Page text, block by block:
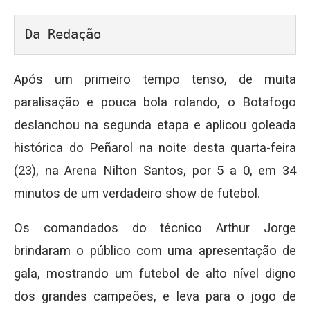
Da Redação
Após um primeiro tempo tenso, de muita
paralisação e pouca bola rolando, o Botafogo
deslanchou na segunda etapa e aplicou goleada
histórica do Peñarol na noite desta quarta-feira
(23), na Arena Nilton Santos, por 5 a 0, em 34
minutos de um verdadeiro show de futebol.
Os comandados do técnico Arthur Jorge
brindaram o público com uma apresentação de
gala, mostrando um futebol de alto nível digno
dos grandes campeões, e leva para o jogo de